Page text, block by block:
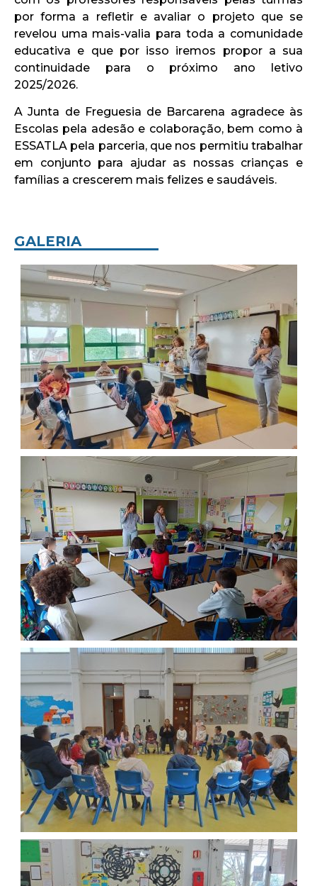
por forma a refletir e avaliar o projeto que se
revelou uma mais-valia para toda a comunidade
educativa e que por isso iremos propor a sua
continuidade para o próximo ano letivo
2025/2026.
A Junta de Freguesia de Barcarena agradece às
Escolas pela adesão e colaboração, bem como à
ESSATLA pela parceria, que nos permitiu trabalhar
em conjunto para ajudar as nossas crianças e
famílias a crescerem mais felizes e saudáveis.
GALERIA